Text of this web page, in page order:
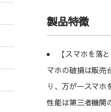
製品特徴
【スマホを落
マホの破損は販売
り、万が一スマ
性能は第三者機関